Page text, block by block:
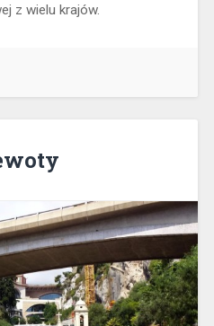
z wielu krajów.